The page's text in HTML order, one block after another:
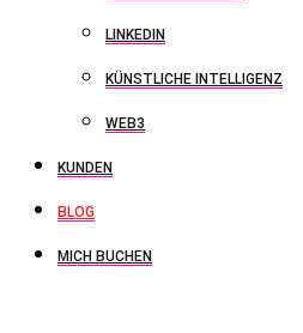
LINKEDIN
KÜNSTLICHE INTELLIGENZ
WEB3
KUNDEN
BLOG
MICH BUCHEN